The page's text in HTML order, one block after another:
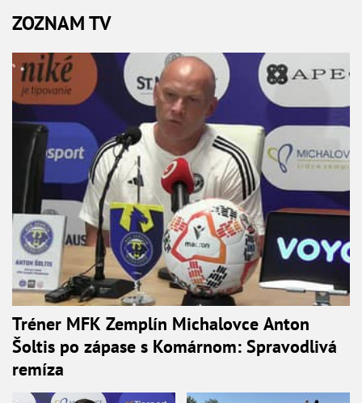
ZOZNAM TV
Tréner MFK Zemplín Michalovce Anton
Šoltis po zápase s Komárnom: Spravodlivá
remíza